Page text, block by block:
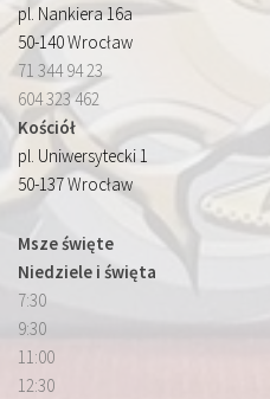
pl. Nankiera 16a
50-140 Wrocław
71 344 94 23
604 323 462
Kościół
pl. Uniwersytecki 1
50-137 Wrocław
Msze święte
Niedziele i święta
7:30
9:30
11:00
12:30